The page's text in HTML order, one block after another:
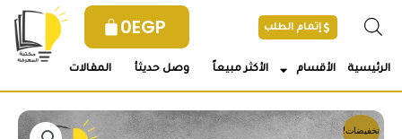
0EGP إتمام الطلب
الرئيسية الأقسام الأكثر مبيعاً وصل حديثأ المقالات
تخفيضات!